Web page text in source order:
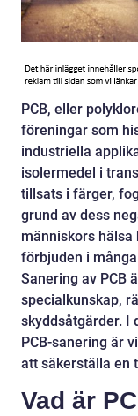
PCB, eller
föreningar som
industriella
isolermedel i
tillsats i färger,
grund av dess
människors hälsa
förbjuden i
Sanering av PCB
specialkunskap,
skyddsåtgärder. I
PCB-sanering är
att säkerställa en
Vad är